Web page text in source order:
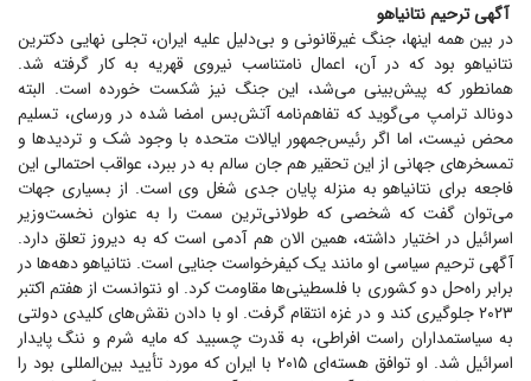
آگهی ترحیم نتانیاهو
در بین همه اینها، جنگ غیرقانونی و بی‌دلیل علیه ایران، تجلی نهایی دکترین
نتانیاهو بود که در آن، اعمال نامتناسب نیروی قهریه به کار گرفته شد.
همانطور که پیش‌بینی می‌شد، این جنگ نیز شکست خورده است. البته
دونالد ترامپ می‌گوید که تفاهم‌نامه آتش‌بس امضا شده در ورسای، تسلیم
محض نیست، اما اگر رئیس‌جمهور ایالات متحده با وجود شک و تردید‌ها و
تمسخر‌های جهانی از این تحقیر هم جان سالم به در ببرد، عواقب احتمالی این
فاجعه برای نتانیاهو به منزله پایان جدی شغل وی است. از بسیاری جهات
می‌توان گفت که شخصی که طولانی‌ترین سمت را به عنوان نخست‌وزیر
اسرائیل در اختیار داشته، همین الان هم آدمی است که به دیروز تعلق دارد.
آگهی ترحیم سیاسی او مانند یک کیفرخواست جنایی است. نتانیاهو دهه‌ها در
برابر راه‌حل دو کشوری با فلسطینی‌ها مقاومت کرد. او نتوانست از هفتم اکتبر
۲۰۲۳ جلوگیری کند و در غزه انتقام گرفت. او با دادن نقش‌های کلیدی دولتی
به سیاستمداران راست افراطی، به قدرت چسبید که مایه شرم و ننگ پایدار
اسرائیل شد. او توافق هسته‌ای ۲۰۱۵ با ایران که مورد تأیید بین‌المللی بود را